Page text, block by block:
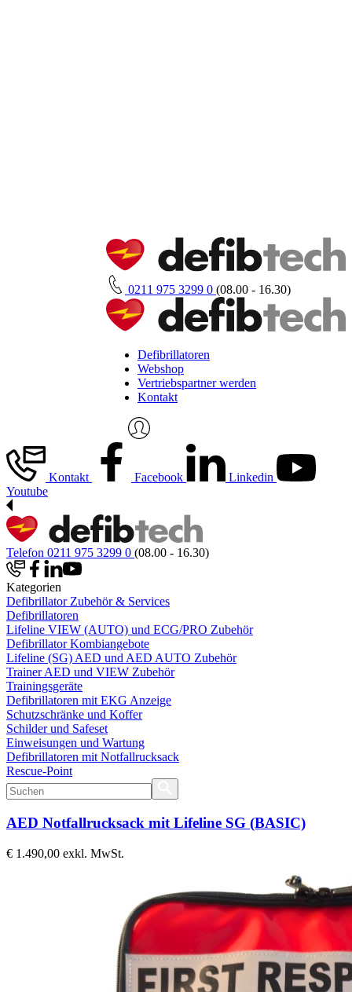
0211 975 3299 0 (08.00 - 16.30)
Defibrillatoren
Webshop
Vertriebspartner werden
Kontakt
Kontakt Facebook
Linkedin
Youtube
Telefon 0211 975 3299 0 (08.00 - 16.30)
Kategorien
Defibrillator Zubehör & Services
Defibrillatoren
Lifeline VIEW (AUTO) und ECG/PRO Zubehör
Defibrillator Kombiangebote
Lifeline (SG) AED und AED AUTO Zubehör
Trainer AED und VIEW Zubehör
Trainingsgeräte
Defibrillatoren mit EKG Anzeige
Schutzschränke und Koffer
Schilder und Safeset
Einweisungen und Wartung
Defibrillatoren mit Notfallrucksack
Rescue-Point
AED Notfallrucksack mit Lifeline SG (BASIC)
€ 1.490,00 exkl. MwSt.